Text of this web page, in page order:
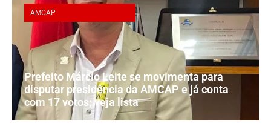
AMCAP
Prefeito Márcio Leite se movimenta para
disputar presidência da AMCAP e já conta
com 17 votos; veja lista